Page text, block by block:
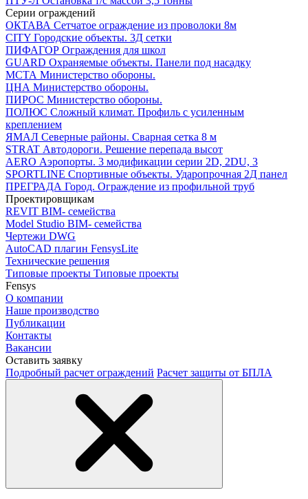
Серии ограждений
ОКТАВА Сетчатое ограждение из проволоки 8м
CITY Городские объекты. 3Д сетки
ПИФАГОР Ограждения для школ
GUARD Охраняемые объекты. Панели под насадку
МСТА Министерство обороны.
ЦНА Министерство обороны.
ПИРОС Министерство обороны.
ПОЛЮС Сложный климат. Профиль с усиленным
креплением
ЯМАЛ Северные районы. Сварная сетка 8 м
STRAT Автодороги. Решение перепада высот
AERO Аэропорты. 3 модификации серии 2D, 2DU, 3
SPORTLINE Спортивные объекты. Ударопрочная 2Д панел
ПРЕГРАДА Город. Ограждение из профильной труб
Проектировщикам
REVIT BIM- семейства
Model Studio BIM- семейства
Чертежи DWG
AutoCAD плагин FensysLite
Технические решения
Типовые проекты Типовые проекты
Fensys
О компании
Наше производство
Публикации
Контакты
Вакансии
Оставить заявку
Подробный расчет ограждений Расчет защиты от БПЛА